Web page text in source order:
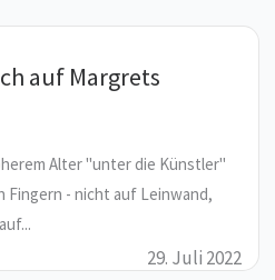
auf Margrets
Alter "unter die Künstler"
Fingern - nicht auf Leinwand,
29. Juli 2022